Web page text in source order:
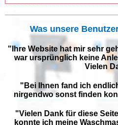
Was unsere
"Ihre Website hat mir sehr
war ursprünglich keine
Vielen
"Bei Ihnen fand ich
nirgendwo sonst finden
"Vielen Dank für diese
konnte ich meine